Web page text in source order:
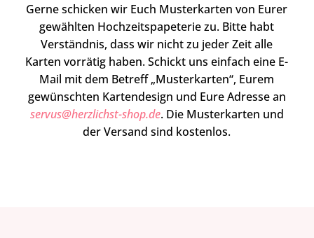
Gerne schicken wir Euch Musterkarten von Eurer
gewählten Hochzeitspapeterie zu. Bitte habt
Verständnis, dass wir nicht zu jeder Zeit alle
Karten vorrätig haben. Schickt uns einfach eine E-
Mail mit dem Betreff „Musterkarten“, Eurem
gewünschten Kartendesign und Eure Adresse an
servus@herzlichst-shop.de. Die Musterkarten und
der Versand sind kostenlos.